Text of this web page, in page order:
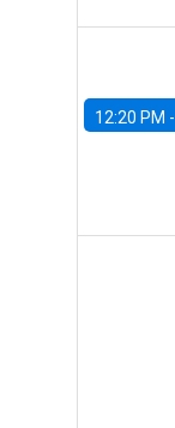
12:20 PM -